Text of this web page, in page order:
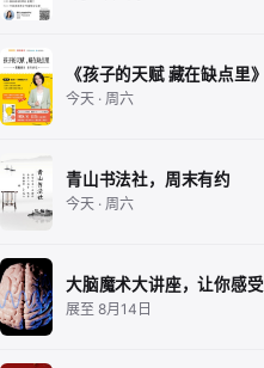
《孩子的天赋 藏在缺点里
今天 · 周六
青山书法社，周末有约
今天 · 周六
大脑魔术大讲座，让你感
展至 8月14日